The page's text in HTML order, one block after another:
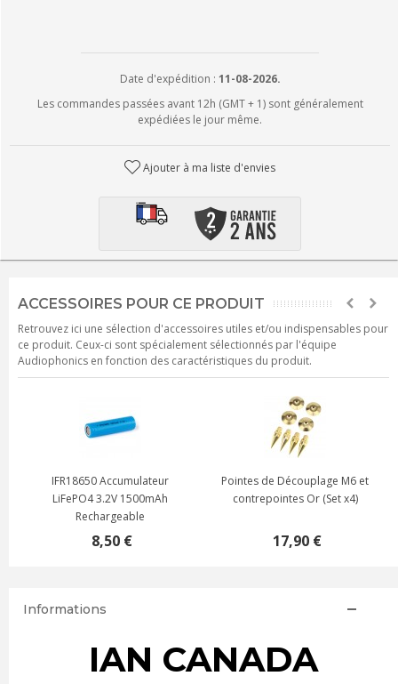
Date d'expédition : 11-08-2026.
Les commandes passées avant 12h (GMT + 1) sont généralement
expédiées le jour même.
Ajouter à ma liste d'envies
ACCESSOIRES POUR CE PRODUIT
Retrouvez ici une sélection d'accessoires utiles et/ou indispensables pour
ce produit. Ceux-ci sont spécialement sélectionnés par l'équipe
Audiophonics en fonction des caractéristiques du produit.
IFR18650 Accumulateur
LiFePO4 3.2V 1500mAh
Rechargeable
8,50 €
Pointes de Découplage M6 et
contrepointes Or (Set x4)
17,90 €
Informations
IAN CANADA